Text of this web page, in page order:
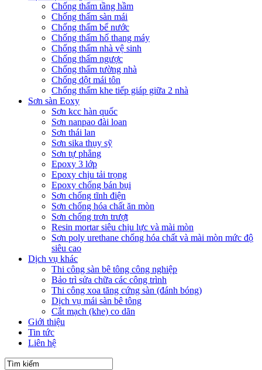
Chống thấm tầng hầm
Chống thấm sàn mái
Chống thấm bể nước
Chống thấm hố thang máy
Chống thấm nhà vệ sinh
Chống thấm ngược
Chống thấm tường nhà
Chống dột mái tôn
Chống thấm khe tiếp giáp giữa 2 nhà
Sơn sàn Eoxy
Sơn kcc hàn quốc
Sơn nanpao đài loan
Sơn thái lan
Sơn sika thụy sỹ
Sơn tự phẳng
Epoxy 3 lớp
Epoxy chịu tải trọng
Epoxy chống bán bụi
Sơn chống tĩnh điện
Sơn chống hóa chất ăn mòn
Sơn chống trơn trượt
Resin mortar siêu chịu lực và mài mòn
Sơn poly urethane chống hóa chất và mài mòn mức độ
siêu cao
Dịch vụ khác
Thi công sàn bê tông công nghiệp
Bảo trì sửa chữa các công trình
Thi công xoa tăng cứng sàn (đánh bóng)
Dịch vụ mái sàn bê tông
Cắt mạch (khe) co dãn
Giới thiệu
Tin tức
Liên hệ